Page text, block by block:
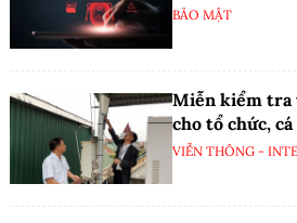
BẢO MẬT
Miễn kiểm tra
cho tổ chức,
VIỄN THÔNG -